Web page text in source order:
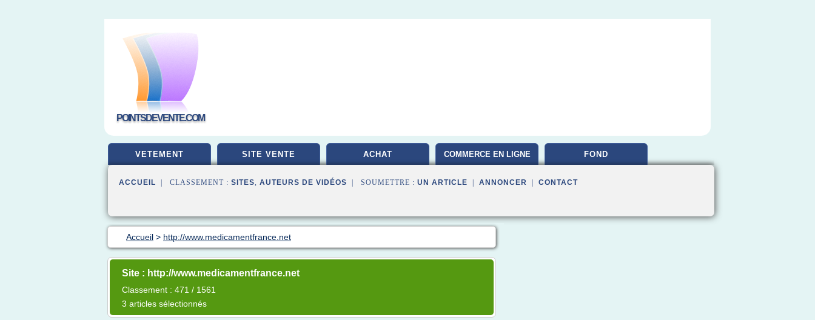
POINTSDEVENTE.COM
VETEMENT SITE VENTE ACHAT COMMERCE EN LIGNE FOND
ACCUEIL | CLASSEMENT : SITES, AUTEURS DE VIDÉOS | SOUMETTRE : UN ARTICLE ANNONCER CONTACT
Accueil > http://www.medicamentfrance.net
Site : http://www.medicamentfrance.net
Classement : 471 / 1561
3 articles sélectionnés